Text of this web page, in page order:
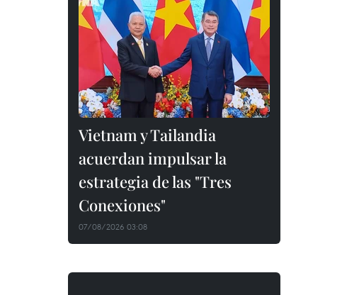
Vietnam y Tailandia
acuerdan impulsar la
estrategia de las "Tres
Conexiones"
07/08/2026 03:08